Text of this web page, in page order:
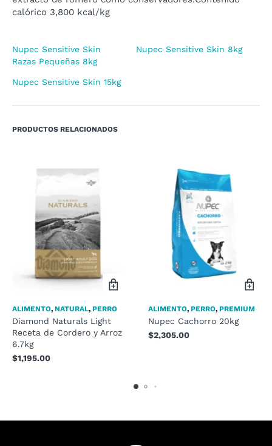
calórico 3,800 kcal/kg
Nupec Sensitive Skin
Razas Pequeñas 8kg
Nupec Sensitive Skin 8kg
Nupec Sensitive Skin 15kg
PRODUCTOS RELACIONADOS
ALIMENTO, NATURAL, PERRO
Diamond Naturals Light
Receta de Cordero y Arroz
6.7kg
$1,195.00
ALIMENTO, PERRO, PREMIUM
Nupec Cachorro 20kg
$2,305.00